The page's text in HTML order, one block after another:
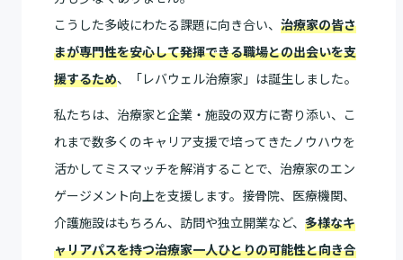
こうした多岐にわたる課題に向き合い、 治療家の皆さ
まが専門性を安心して発揮できる職場との出会いを支
援するため、「レバウェル治療家」は誕生しました。
私たちは、治療家と企業・施設の双方に寄り添い、こ
れまで数多くのキャリア支援で培ってきたノウハウを
活かしてミスマッチを解消することで、治療家のエン
ゲージメント向上を支援します。接骨院、医療機関、
介護施設はもちろん、訪問や独立開業など、 多様なキ
ャリアパスを持つ治療家一人ひとりの可能性と向き合